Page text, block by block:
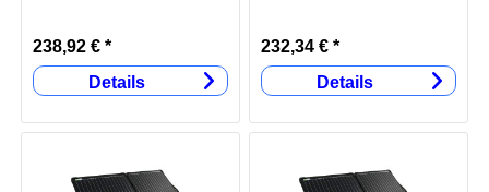
238,92 € *
Details
232,34 € *
Details